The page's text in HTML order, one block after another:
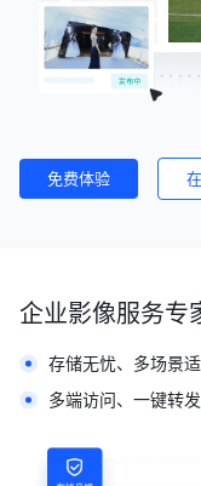
免费体验
企业影像服务专
存储无忧、多场景
多端访问、一键转